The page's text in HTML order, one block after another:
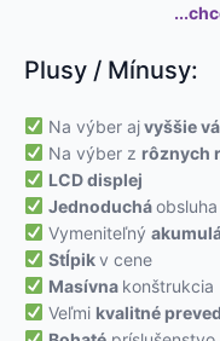
Plusy / Mínusy:
Na výber ajvyššie
Na výber z rôznych
LCD displej
Jednoducháobsluha
Vymeniteľný
Stĺpikv cene
Masívna konštrukcia
Veľmi kvalitné